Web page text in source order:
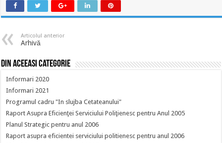
Articolul anterior
Arhivă
Din aceeasi categorie
Informari 2020
Informari 2021
Programul cadru "In slujba Cetateanului"
Raport Asupra Eficienţei Serviciului Poliţienesc pentru Anul 2005
Planul Strategic pentru anul 2006
Raport asupra eficientei serviciului politienesc pentru anul 2006